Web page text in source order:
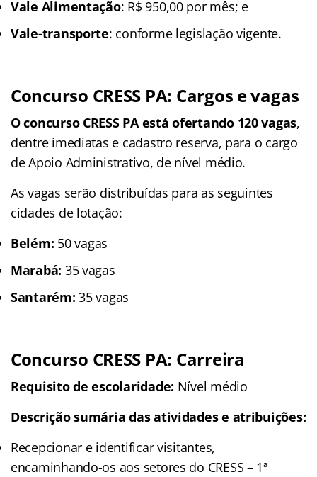
Vale Alimentação: R$ 950,00 por mês; e
Vale-transporte: conforme legislação vigente.
Concurso CRESS PA: Cargos e vagas
O concurso CRESS PA está ofertando 120 vagas,
dentre imediatas e cadastro reserva, para o cargo
de Apoio Administrativo, de nível médio.
As vagas serão distribuídas para as seguintes
cidades de lotação:
Belém: 50 vagas
Marabá: 35 vagas
Santarém: 35 vagas
Concurso CRESS PA: Carreira
Requisito de escolaridade: Nível médio
Descrição sumária das atividades e atribuições:
Recepcionar e identificar visitantes,
encaminhando-os aos setores do CRESS – 1ª